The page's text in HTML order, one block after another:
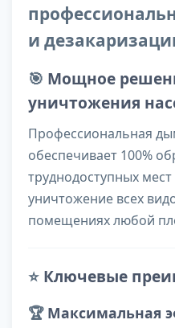
и
🎯 Мощное
уничтожения
Профессиональная
обеспечивает 100%
труднодоступных
уничтожение всех
помещениях любой
⭐ Ключевые
🏆 Максимальная